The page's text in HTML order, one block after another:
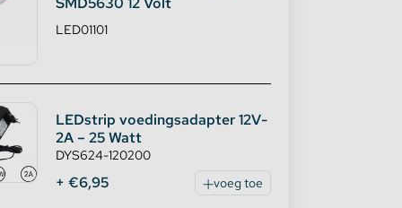
LED01101
LEDstrip voedingsadapter 12V-
2A – 25 Watt
DYS624-120200
+ €6,95 voeg toe